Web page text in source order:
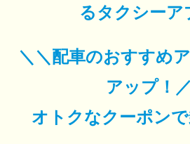
るタクシーア
＼＼配車のおすすめ
アップ！
オトクなクーポン